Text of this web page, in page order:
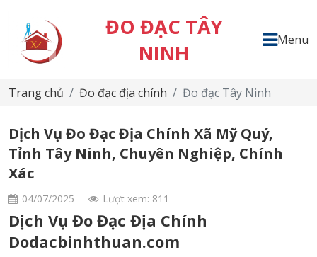
ĐO ĐẠC TÂY
NINH
Menu
Trang chủ Đo đạc địa chính Đo đạc Tây Ninh
Dịch Vụ Đo Đạc Địa Chính Xã Mỹ Quý,
Tỉnh Tây Ninh, Chuyên Nghiệp, Chính
Xác
04/07/2025 Lượt xem: 811
Dịch Vụ Đo Đạc Địa Chính
Dodacbinhthuan.com